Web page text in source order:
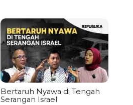
Bertaruh Nyawa di Tengah
Serangan Israel